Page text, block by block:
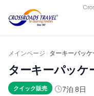
メインページ ターキーパッ
ターキーパッケ
クイック販売 7泊 8日